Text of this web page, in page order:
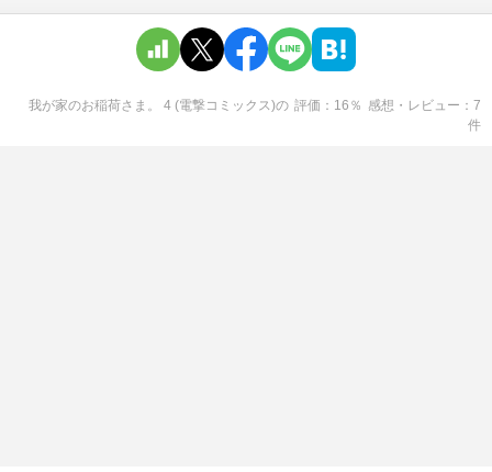
我が家のお稲荷さま。 4 (電撃コミックス)の 評価 16 ％ 感想・レビュー
7
件